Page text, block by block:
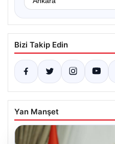
Bizi Takip Edin
Yan Manşet